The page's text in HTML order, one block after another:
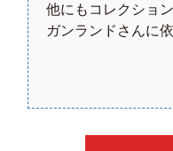
他にもコレクショ
ガンランドさんに